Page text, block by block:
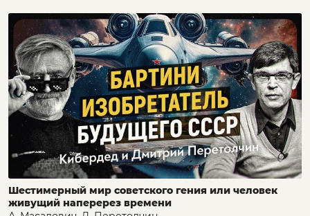
Шестимерный мир советского гения или человек
живущий наперерез времени